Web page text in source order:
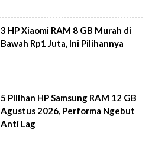
3 HP Xiaomi RAM 8 GB Murah di
Bawah Rp1 Juta, Ini Pilihannya
5 Pilihan HP Samsung RAM 12 GB
Agustus 2026, Performa Ngebut
Anti Lag